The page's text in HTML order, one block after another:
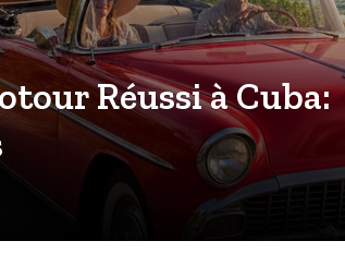
Réussi à Cuba: